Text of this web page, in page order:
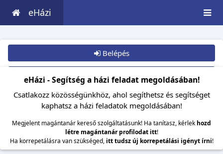
eHázi
Belépés
Csatlakozom
eHázi - Segítség a házi feladat megoldásában!
Csatlakozz közösségünkhöz, ahol segíthetsz és segítséget
kaphatsz a házi feladatok megoldásában!
Megjelent magántanár kereső szolgáltatásunk! Ha tanítasz, kérlek hozd
létre magántanár profilodat itt!
Ha korrepetálásra van szükséged, itt tudsz új korrepetálási igényt írni!